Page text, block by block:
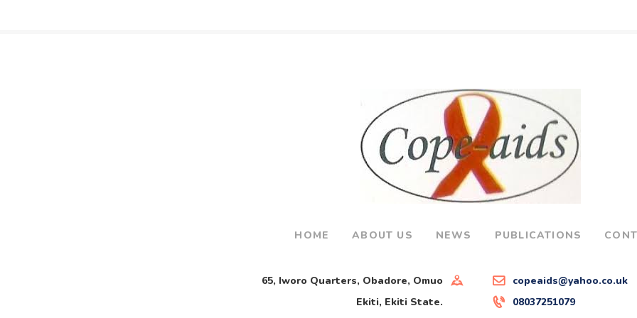
HOME ABOUT US NEWS PUBLICATIONS
65, Iworo Quarters, Obadore, Omuo
Ekiti, Ekiti State.
copeaids@yahoo.co.uk
08037251079